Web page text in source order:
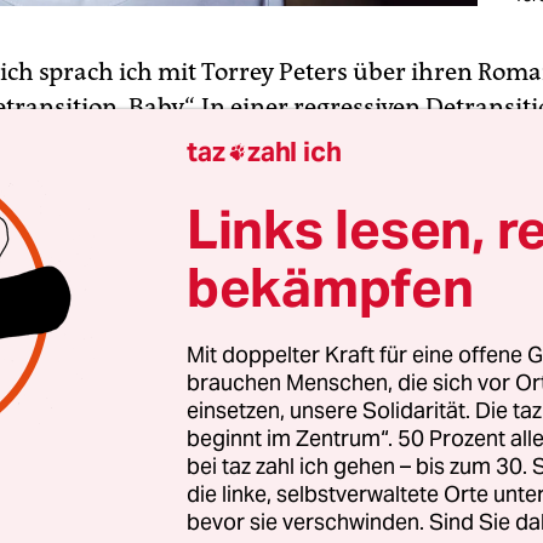
sprach ich mit Torrey Peters über ihren
Baby“. In einer regressiven
geprägt von Moral Panic, Body Policing
ist sie eine Stimme der Vernunft. Mit
Anspruch verhandelt sie
als das, was sie wirklich sind:
Wie ein Umzug oder eine Scheidung. Oder,
eine Gewichtsabnahme.
dick, mal mehr, mal weniger. Obwohl die
mich seit dem Kindergarten
. Es folgten unzählige weitere.
Körper ist meine längste On-off-Beziehung.
von obsessivem Kalorienzählen bestimmt
taz zahl ich
Links lesen,
bekämpfen
Mit doppelter Kraft für eine offene
brauchen Menschen, die sich vor
einsetzen, unsere Solidarität. Die
beginnt im Zentrum“. 50 Prozent
bei taz zahl ich gehen – bis zum
die linke, selbstverwaltete Orte
bevor sie verschwinden. Sind Sie